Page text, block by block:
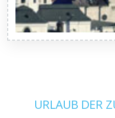
URLAUB DER